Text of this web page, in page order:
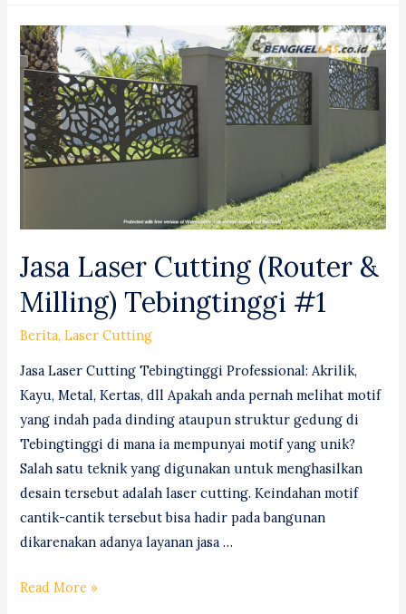
Plat
Lhokseumawe
#1
Professional!
Jasa Laser Cutting (Router &
Milling) Tebingtinggi #1
Berita,Laser Cutting
Jasa Laser Cutting Tebingtinggi Professional: Akrilik,
Kayu, Metal, Kertas, dll Apakah anda pernah melihat motif
yang indah pada dinding ataupun struktur gedung di
Tebingtinggi di mana ia mempunyai motif yang unik?
Salah satu teknik yang digunakan untuk menghasilkan
desain tersebut adalah laser cutting. Keindahan motif
cantik-cantik tersebut bisa hadir pada bangunan
dikarenakan adanya layanan jasa …
Jasa
Read More »